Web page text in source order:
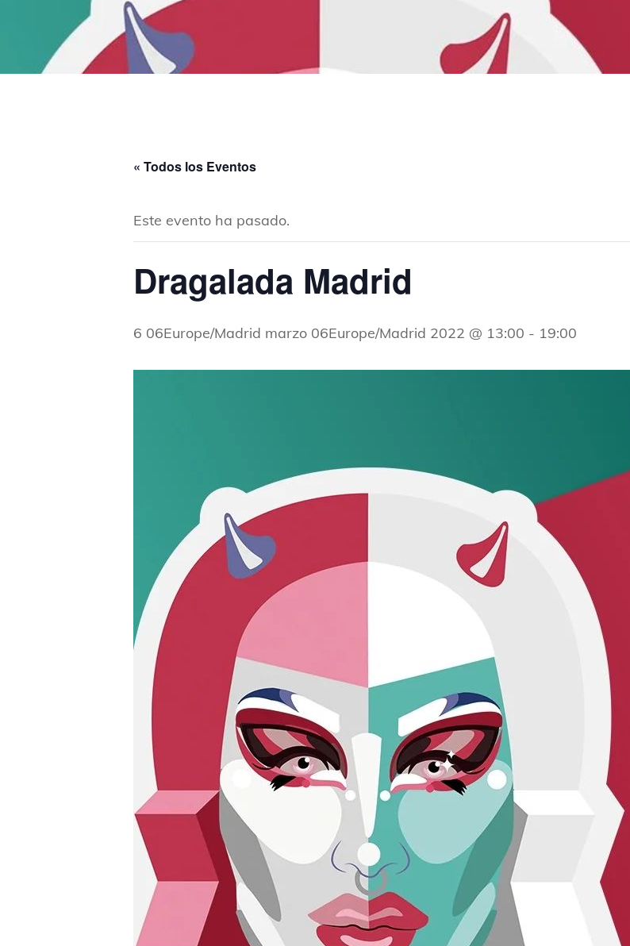
« Todos los Eventos
Este evento ha pasado.
Dragalada Madrid
6 06Europe/Madrid marzo 06Europe/Madrid 2022 @ 13:00 - 19:00